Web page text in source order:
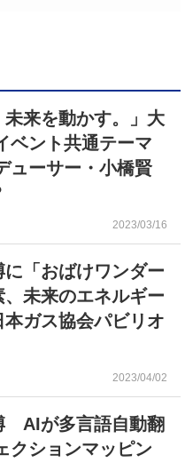
未来を動かす。」大
ベント共通テーマ
ューサー・小橋賢
2023/03/16
「おばけワンダー
未来のエネルギー
ガス協会パビリオ
2023/04/02
AIが多言語自動翻
クションマッピン